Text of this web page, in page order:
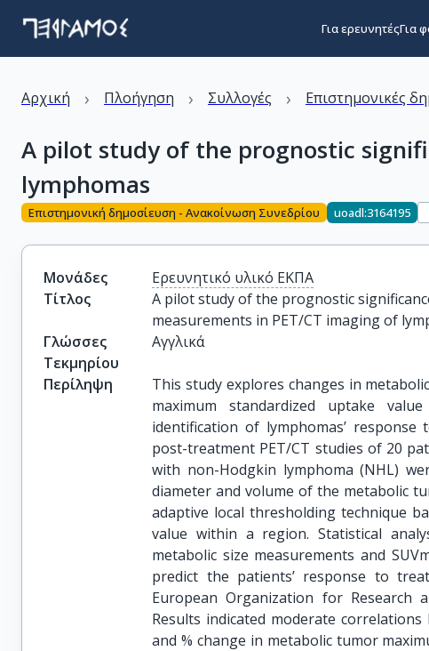
Για ερευνητέςΓια
Αρχική › Πλοήγηση › Συλλογές › Επιστημονικές
A pilot study of the prognostic
lymphomas
Επιστημονική δημοσίευση - Ανακοίνωση Συνεδρίου uoadl:3164195
Μονάδες
Ερευνητικό υλικό ΕΚΠΑ
Τίτλος
A pilot study of the prognostic
measurements in PET/CT imaging of
Γλώσσες
Τεκμηρίου
Αγγλικά
Περίληψη
This study explores changes in
maximum standardized uptake
identification of lymphomas’ response
post-treatment PET/CT studies of 20
with non-Hodgkin lymphoma (NHL)
diameter and volume of the metabolic
adaptive local thresholding technique
value within a region. Statistical
metabolic size measurements and
predict the patients’ response to
European Organization for Research
Results indicated moderate
and % change in metabolic tumor